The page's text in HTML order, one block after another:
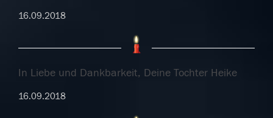
16.09.2018
In Liebe und Dankbarkeit, Deine Tochter Heike
16.09.2018